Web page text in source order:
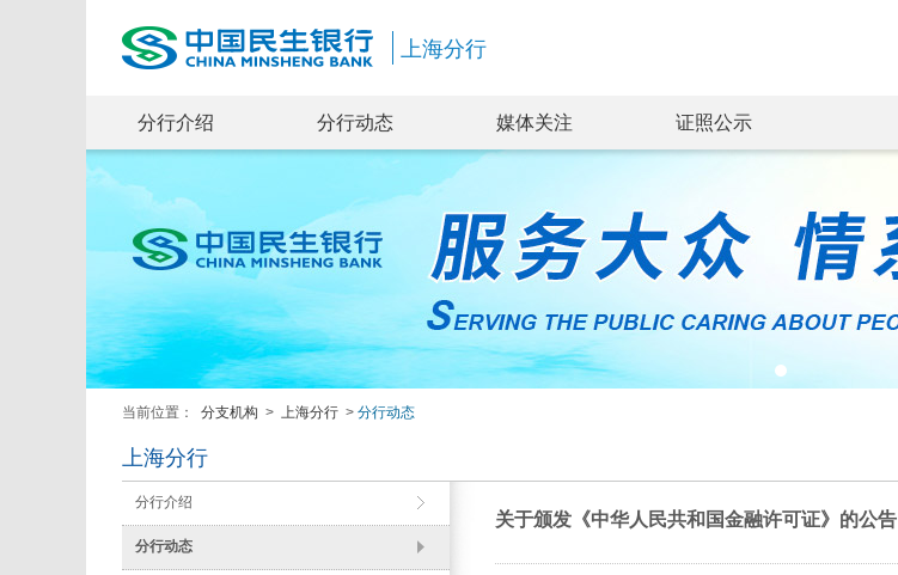
上海分行
分行介绍 分行动态 媒体关注 证照公示
当前位置： 分支机构 > 上海分行 > 分行动态
上海分行
分行介绍
分行动态
关于颁发《中华人民共和国金融许可证》的公告